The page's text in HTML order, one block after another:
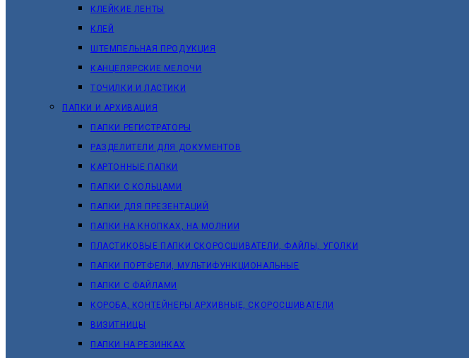
КЛЕЙКИЕ ЛЕНТЫ
КЛЕЙ
ШТЕМПЕЛЬНАЯ ПРОДУКЦИЯ
КАНЦЕЛЯРСКИЕ МЕЛОЧИ
ТОЧИЛКИ И ЛАСТИКИ
ПАПКИ И АРХИВАЦИЯ
ПАПКИ РЕГИСТРАТОРЫ
РАЗДЕЛИТЕЛИ ДЛЯ ДОКУМЕНТОВ
КАРТОННЫЕ ПАПКИ
ПАПКИ С КОЛЬЦАМИ
ПАПКИ ДЛЯ ПРЕЗЕНТАЦИЙ
ПАПКИ НА КНОПКАХ, НА МОЛНИИ
ПЛАСТИКОВЫЕ ПАПКИ СКОРОСШИВАТЕЛИ, ФАЙЛЫ, УГОЛКИ
ПАПКИ ПОРТФЕЛИ, МУЛЬТИФУНКЦИОНАЛЬНЫЕ
ПАПКИ С ФАЙЛАМИ
КОРОБА, КОНТЕЙНЕРЫ АРХИВНЫЕ, СКОРОСШИВАТЕЛИ
ВИЗИТНИЦЫ
ПАПКИ НА РЕЗИНКАХ